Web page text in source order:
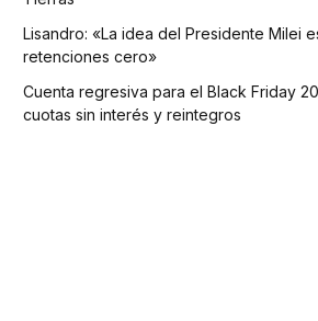
Lisandro: «La idea del Presidente Milei
retenciones cero»
Cuenta regresiva para el Black Friday
cuotas sin interés y reintegros